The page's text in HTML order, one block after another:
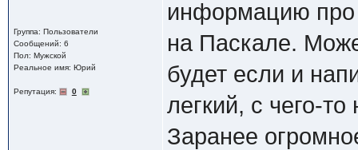
Группа: Пользователи
Сообщений: 6
Пол: Мужской
Реальное имя: Юрий
Репутация: 0
информацию про
на Паскале.
будет если и
легкий, с чего-то
Заранее